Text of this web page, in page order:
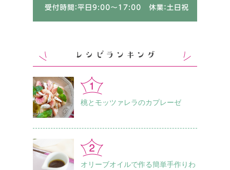
桃とモッツァレラのカプレーゼ
オリーブオイルで作る簡単手作りわ